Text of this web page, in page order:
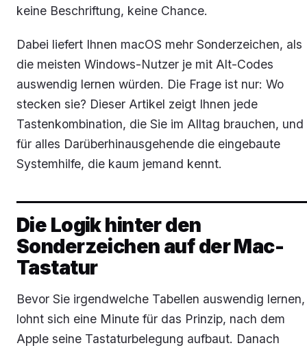
keine Beschriftung, keine Chance.
Dabei liefert Ihnen macOS mehr Sonderzeichen, als
die meisten Windows-Nutzer je mit Alt-Codes
auswendig lernen würden. Die Frage ist nur: Wo
stecken sie? Dieser Artikel zeigt Ihnen jede
Tastenkombination, die Sie im Alltag brauchen, und
für alles Darüberhinausgehende die eingebaute
Systemhilfe, die kaum jemand kennt.
Die Logik hinter den
Sonderzeichen auf der Mac-
Tastatur
Bevor Sie irgendwelche Tabellen auswendig lernen,
lohnt sich eine Minute für das Prinzip, nach dem
Apple seine Tastaturbelegung aufbaut. Danach